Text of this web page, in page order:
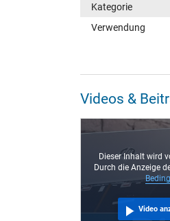
Kategorie
Verwendung
Videos &
Dieser Inhalt wird
Durch die Anzeige
Video